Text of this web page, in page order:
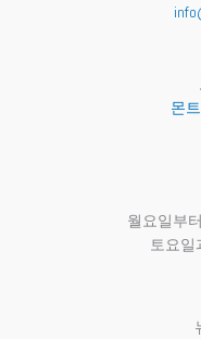
몬
월요일부
토요일